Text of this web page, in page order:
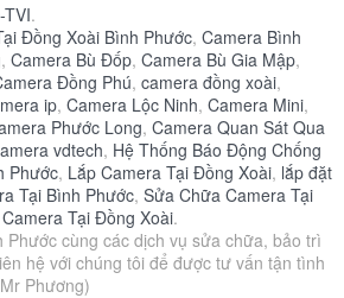
TVI.
Đồng Xoài Bình Phước, Camera Bình
, Camera Bù Đốp, Camera Bù Gia Mập,
Đồng Phú, camera đồng xoài,
ip, Camera Lộc Ninh, Camera Mini,
Phước Long, Camera Quan Sát Qua
vdtech, Hệ Thống Báo Động Chống
Phước, Lắp Camera Tại Đồng Xoài, lắp đặt
Tại Bình Phước, Sửa Chữa Camera Tại
Tại Đồng Xoài.
Phước cùng các dịch vụ sửa chữa, bảo trì
hệ với chúng tôi để được tư vấn tận tình
Phương)